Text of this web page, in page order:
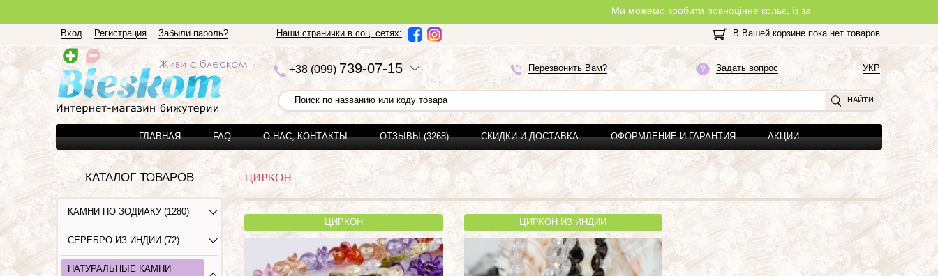
Ми можемо зробити повноцінне кольє, із замочком, з будь-якої нитки, яку Ви
Вход Регистрация Забыли пароль? Наши странички в соц. сетях: В Вашей корзине пока нет товаров
+38 (099)739-07-15 Задать вопрос
Перезвонить Вам? УКР
НАЙТИ
ГЛАВНАЯ FAQ О НАС, КОНТАКТЫ ОТЗЫВЫ (3268) СКИДКИ И ДОСТАВКА ОФОРМЛЕНИЕ И ГАРАНТИЯ АКЦИИ
КАТАЛОГ ТОВАРОВ
КАМНИ ПО ЗОДИАКУ (1280)
СЕРЕБРО ИЗ ИНДИИ (72)
НАТУРАЛЬНЫЕ КАМНИ
ЦИРКОН
ЦИРКОН ЦИРКОН ИЗ ИНДИИ